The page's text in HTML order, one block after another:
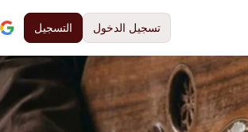
تسجيل الدخول التسجيل